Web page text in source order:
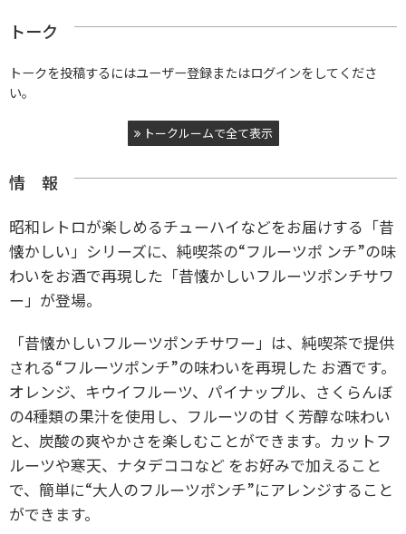
トーク
トークを投稿するにはユーザー登録またはログインをしてくださ
い。
トークルームで全て表示
情 報
昭和レトロが楽しめるチューハイなどをお届けする「昔
懐かしい」シリーズに、純喫茶の“フルーツポ ンチ”の味
わいをお酒で再現した「昔懐かしいフルーツポンチサワ
ー」が登場。
「昔懐かしいフルーツポンチサワー」は、純喫茶で提供
される“フルーツポンチ”の味わいを再現した お酒です。
オレンジ、キウイフルーツ、パイナップル、さくらんぼ
の4種類の果汁を使用し、フルーツの甘 く芳醇な味わい
と、炭酸の爽やかさを楽しむことができます。カットフ
ルーツや寒天、ナタデココなど をお好みで加えること
で、簡単に“大人のフルーツポンチ”にアレンジすること
ができます。